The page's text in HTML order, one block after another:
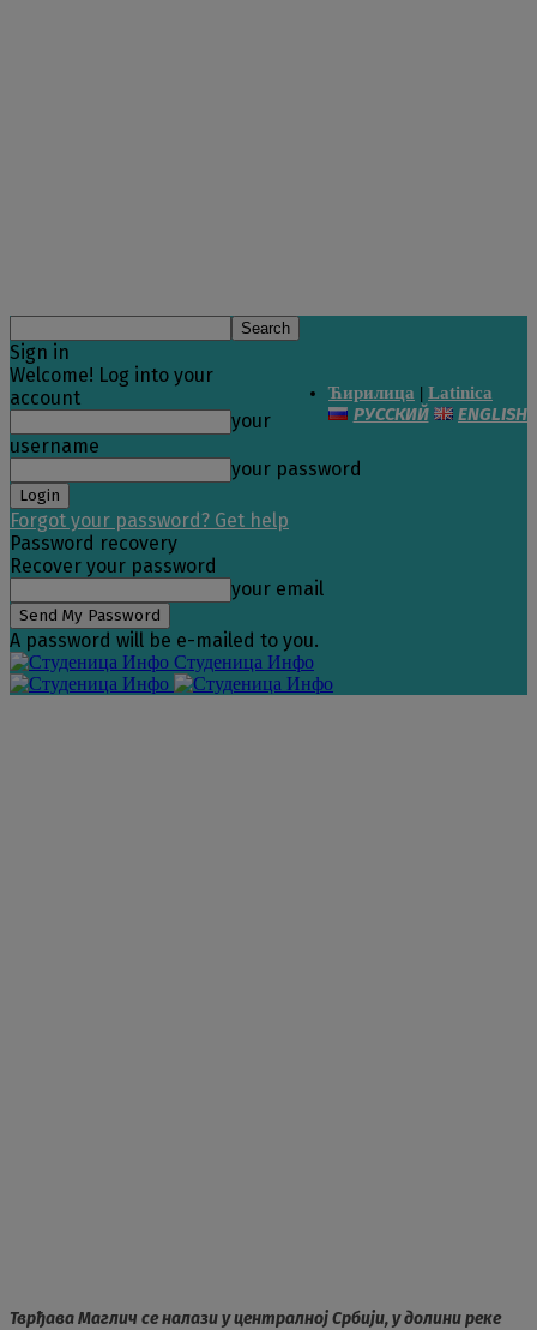
Ћирилица | Latinica
РУССКИЙ ENGLISH
Sign in
Welcome! Log into your
account
your
username
your password
Forgot your password? Get help
Password recovery
Recover your password
your email
A password will be e-mailed to you.
Студеница Инфо
Тврђава Маглич се налази у централној Србији, у долини реке